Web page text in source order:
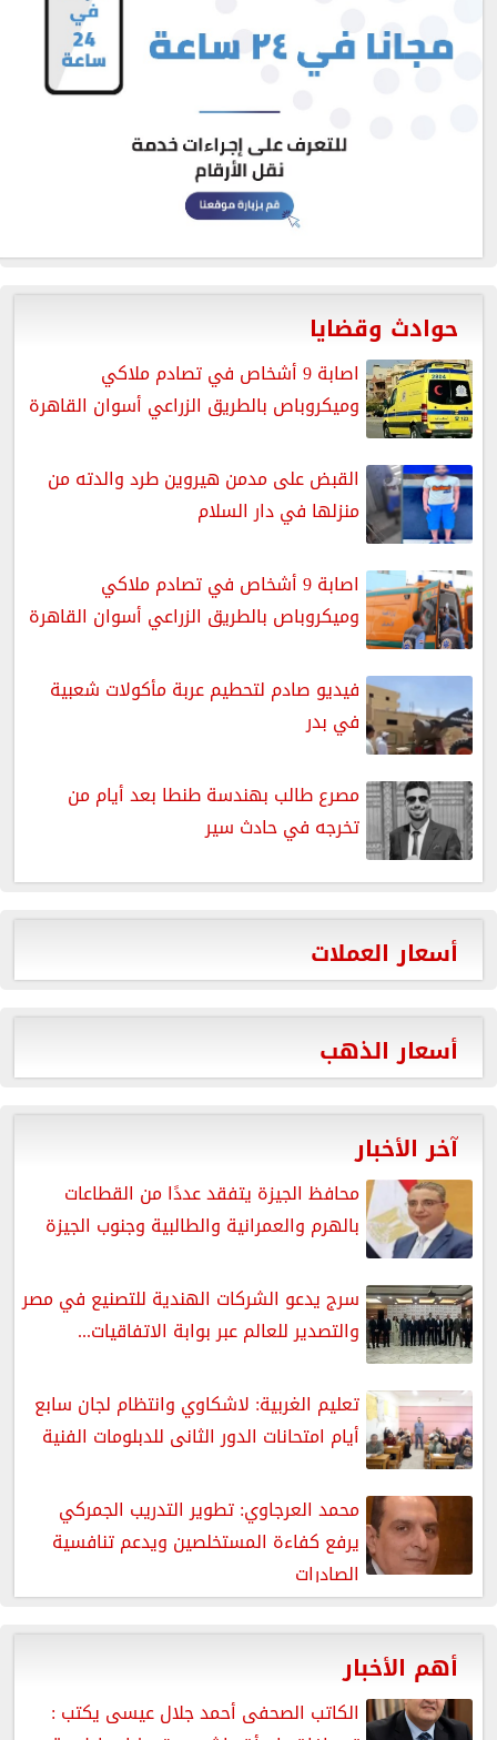
حوادث وقضايا
اصابة 9 أشخاص في تصادم ملاكي
وميكروباص بالطريق الزراعي أسوان القاهرة
القبض على مدمن هيروين طرد والدته من
منزلها في دار السلام
اصابة 9 أشخاص في تصادم ملاكي
وميكروباص بالطريق الزراعي أسوان القاهرة
فيديو صادم لتحطيم عربة مأكولات شعبية
في بدر
مصرع طالب بهندسة طنطا بعد أيام من
تخرجه في حادث سير
أسعار العملات
أسعار الذهب
آخر الأخبار
محافظ الجيزة يتفقد عددًا من القطاعات
بالهرم والعمرانية والطالبية وجنوب الجيزة
سرج يدعو الشركات الهندية للتصنيع في مصر
والتصدير للعالم عبر بوابة الاتفاقيات...
تعليم الغربية: لاشكاوي وانتظام لجان سابع
أيام امتحانات الدور الثانى للدبلومات الفنية
محمد العرجاوي: تطوير التدريب الجمركي
يرفع كفاءة المستخلصين ويدعم تنافسية
الصادرات
أهم الأخبار
الكاتب الصحفى أحمد جلال عيسى يكتب :